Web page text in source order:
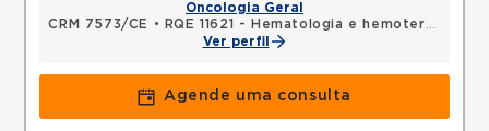
Oncologia Geral
CRM 7573/CE
• RQE 11621 - Hematologia e hemoterapia
Ver perfil
Agende uma consulta